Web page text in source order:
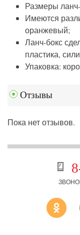
Размеры
Имеются
оранжевый;
Ланч-бокс
пластика,
Упаковка:
Отзывы
Пока нет отзывов.